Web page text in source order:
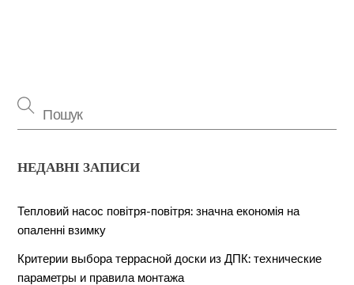
НЕДАВНІ ЗАПИСИ
Тепловий насос повітря-повітря: значна економія на
опаленні взимку
Критерии выбора террасной доски из ДПК: технические
параметры и правила монтажа